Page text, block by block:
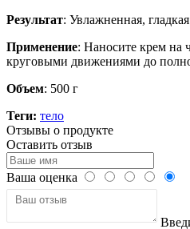
Результат: Увлажненная,
Применение: Наносите крем на
круговыми движениями до
Объем: 500 г
Теги: тело
Отзывы о продукте
Оставить отзыв
Ваша оценка